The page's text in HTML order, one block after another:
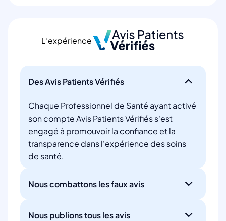
L’expérience
Des Avis Patients Vérifiés
Chaque Professionnel de Santé ayant activé
son compte Avis Patients Vérifiés s'est
engagé à promouvoir la confiance et la
transparence dans l'expérience des soins
de santé.
Nous combattons les faux avis
Nous publions tous les avis